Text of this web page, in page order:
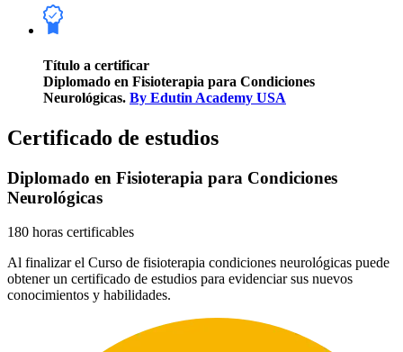
Título a certificar
Diplomado en Fisioterapia para Condiciones
Neurológicas. By Edutin Academy USA
Certificado de estudios
Diplomado en Fisioterapia para Condiciones
Neurológicas
180 horas certificables
Al finalizar el Curso de fisioterapia condiciones neurológicas puede
obtener un certificado de estudios para evidenciar sus nuevos
conocimientos y habilidades.